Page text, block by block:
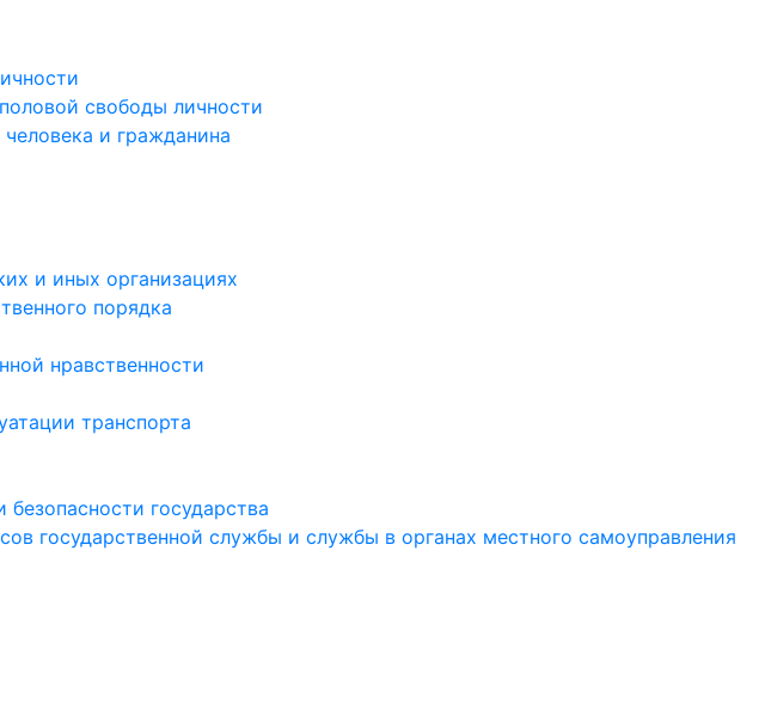
свободы личности
и гражданина
и иных организациях
порядка
нравственности
транспорта
государства
государственной службы и службы в органах местного самоуправления